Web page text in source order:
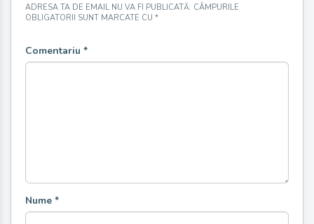
ADRESA TA DE EMAIL NU VA FI PUBLICATĂ. CÂMPURILE
OBLIGATORII SUNT MARCATE CU *
Comentariu *
Nume *